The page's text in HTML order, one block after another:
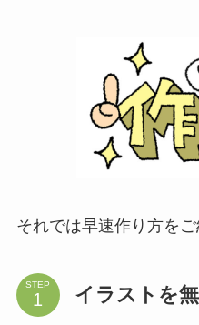
それでは早速作り方をご
STEP イラストを